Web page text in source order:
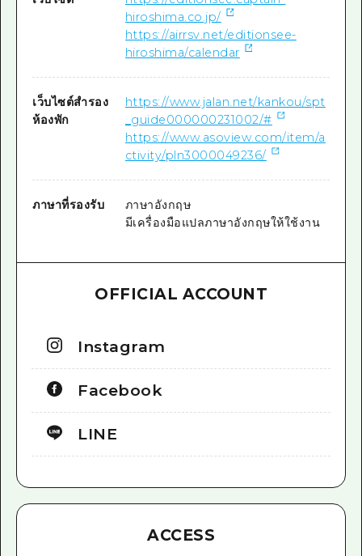
hiroshima.co.jp/
https://airrsv.net/editionsee-
hiroshima/calendar
เว็บไซต์สำรอง
ห้องพัก
https://www.jalan.net/kankou/spt
_guide000000231002/#
https://www.asoview.com/item/a
ctivity/pln3000049236/
ภาษาที่รองรับ
ภาษาอังกฤษ
มีเครื่องมือแปลภาษาอังกฤษให้ใช้งาน
OFFICIAL ACCOUNT
Instagram
Facebook
LINE
ACCESS